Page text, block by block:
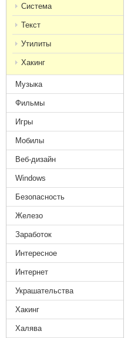
Система
Текст
Утилиты
Хакинг
Музыка
Фильмы
Игры
Мобилы
Веб-дизайн
Windows
Безопасность
Железо
Заработок
Интересное
Интернет
Украшательства
Хакинг
Халява